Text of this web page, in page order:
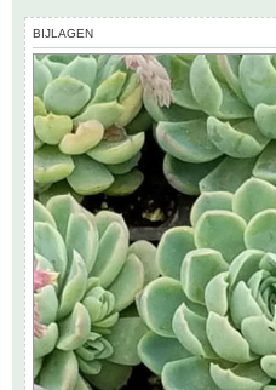
BIJLAGEN